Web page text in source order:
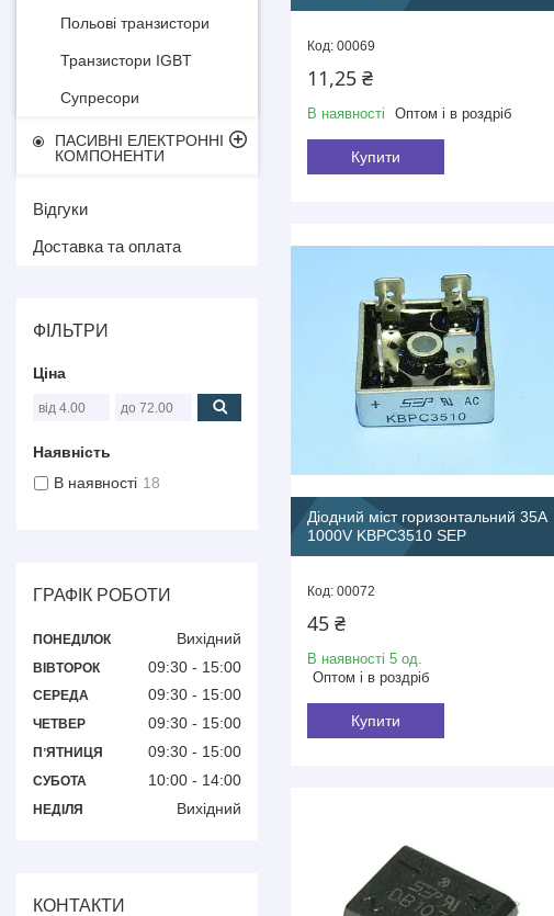
00069
11,25 ₴
В наявності Оптом і в роздріб
Купити
Діодний міст горизонтальний 35A
1000V KBPC3510 SEP
00072
45 ₴
В наявності 5 од.
Оптом і в роздріб
Купити
Польові транзистори
Транзистори IGBT
Супресори
ПАСИВНІ ЕЛЕКТРОННІ
КОМПОНЕНТИ
Відгуки
Доставка та оплата
ФІЛЬТРИ
Ціна
Наявність
В наявності 18
ГРАФІК РОБОТИ
ПОНЕДІЛОК Вихідний
ВІВТОРОК 09:30 15:00
СЕРЕДА 09:30 15:00
ЧЕТВЕР 09:30 15:00
ПʼЯТНИЦЯ 09:30 15:00
СУБОТА 10:00 14:00
НЕДІЛЯ Вихідний
КОНТАКТИ